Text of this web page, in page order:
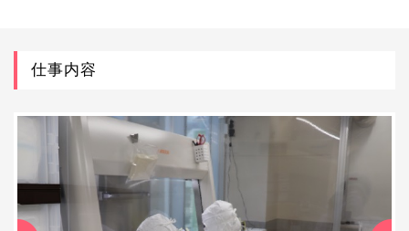
仕事内容